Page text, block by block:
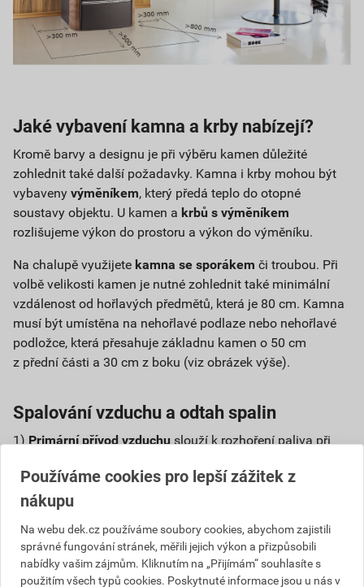
Jaké vybavení kamna a krby nabízejí?
Kromě barvy a designu je při výběru kamen důležité
zohlednit také další požadavky. Kamna i krby mohou být
vybaveny výměníkem, který předá teplo do otopné
soustavy objektu. U kamen a krbů s výměníkem
rozlišujeme výkon do prostoru a výkon do výměníku.
Na chalupě využijete kamna se sporákem či troubou. Při
volbě velikosti kamen je nutné zohlednit také minimální
vzdálenost od hořlavých předmětů, která je 80 cm. Kamna
musí být umístěna na nehořlavé podlaze nebo nehořlavé
podložce, která přesahuje základnu kamen o 50 cm
z přední části a 30 cm z boku (viz obrázek výše).
Spalování vzduchu a odtah spalin
1)Primární přívod vzduchuslouží k rozhoření paliva při
obvykle ve spodní části dřívek. Během provozu kamen by
měl být primární přívod uzavřen.
2)Sekundární přívod vzduchuse používá k regulaci
procesu spalování. Je umístěn tak, aby vzduch proudil
kolem skla dvířek a tím bránil jeho zanášení. Nejčastěji
Používáme cookies pro lepší zážitek z
nákupu
Na webu dek.cz používáme soubory cookies, abychom zajistili
správné fungování stránek, měřili jejich výkon a přizpůsobili
nabídky vašim zájmům. Kliknutím na „Přijímám“ souhlasíte s
použitím všech typů cookies. Poskytnuté informace jsou u nás v